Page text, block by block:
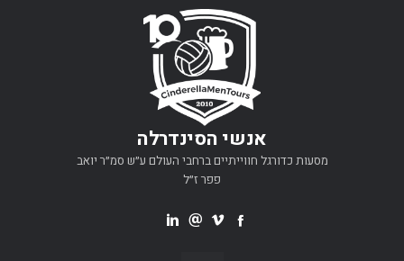
אנשי הסינדרלה
מסעות כדורגל חווייתיים ברחבי העולם ע״ש סמ״ר יואב
פפר ז״ל